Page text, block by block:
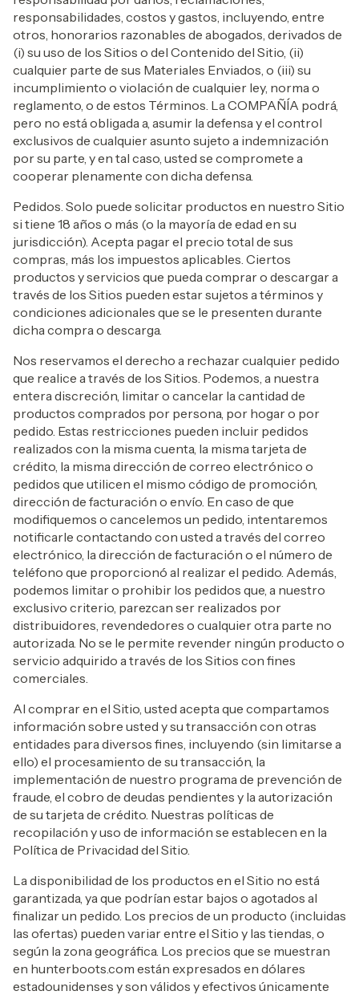
responsabilidades, costos y gastos, incluyendo, entre
otros, honorarios razonables de abogados, derivados de
(i) su uso de los Sitios o del Contenido del Sitio, (ii)
cualquier parte de sus Materiales Enviados, o (iii) su
incumplimiento o violación de cualquier ley, norma o
reglamento, o de estos Términos. La COMPAÑÍA podrá,
pero no está obligada a, asumir la defensa y el control
exclusivos de cualquier asunto sujeto a indemnización
por su parte, y en tal caso, usted se compromete a
cooperar plenamente con dicha defensa.
Pedidos. Solo puede solicitar productos en nuestro Sitio
si tiene 18 años o más (o la mayoría de edad en su
jurisdicción). Acepta pagar el precio total de sus
compras, más los impuestos aplicables. Ciertos
productos y servicios que pueda comprar o descargar a
través de los Sitios pueden estar sujetos a términos y
condiciones adicionales que se le presenten durante
dicha compra o descarga.
Nos reservamos el derecho a rechazar cualquier pedido
que realice a través de los Sitios. Podemos, a nuestra
entera discreción, limitar o cancelar la cantidad de
productos comprados por persona, por hogar o por
pedido. Estas restricciones pueden incluir pedidos
realizados con la misma cuenta, la misma tarjeta de
crédito, la misma dirección de correo electrónico o
pedidos que utilicen el mismo código de promoción,
dirección de facturación o envío. En caso de que
modifiquemos o cancelemos un pedido, intentaremos
notificarle contactando con usted a través del correo
electrónico, la dirección de facturación o el número de
teléfono que proporcionó al realizar el pedido. Además,
podemos limitar o prohibir los pedidos que, a nuestro
exclusivo criterio, parezcan ser realizados por
distribuidores, revendedores o cualquier otra parte no
autorizada. No se le permite revender ningún producto o
servicio adquirido a través de los Sitios con fines
comerciales.
Al comprar en el Sitio, usted acepta que compartamos
información sobre usted y su transacción con otras
entidades para diversos fines, incluyendo (sin limitarse a
ello) el procesamiento de su transacción, la
implementación de nuestro programa de prevención de
fraude, el cobro de deudas pendientes y la autorización
de su tarjeta de crédito. Nuestras políticas de
recopilación y uso de información se establecen en la
Política de Privacidad del Sitio.
La disponibilidad de los productos en el Sitio no está
garantizada, ya que podrían estar bajos o agotados al
finalizar un pedido. Los precios de un producto (incluidas
las ofertas) pueden variar entre el Sitio y las tiendas, o
según la zona geográfica. Los precios que se muestran
en hunterboots.com están expresados ​​en dólares
estadounidenses y son válidos y efectivos únicamente